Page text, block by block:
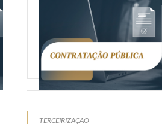
TERCEIRIZAÇÃO